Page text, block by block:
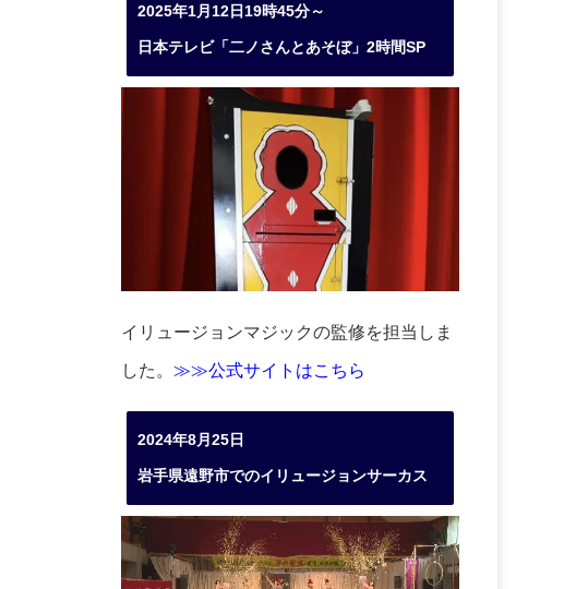
2025年1月12日19時45分～
日本テレビ「二ノさんとあそぼ」2時間SP
イリュージョンマジックの監修を担当しま
した。 ≫≫公式サイトはこちら
2024年8月25日
岩手県遠野市でのイリュージョンサーカス